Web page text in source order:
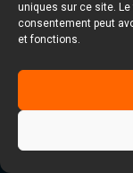
uniques sur ce site.
consentement peut
et fonctions.